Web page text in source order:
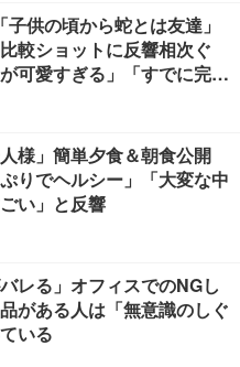
供の頃から蛇とは友達」
較ショットに反響相次ぐ
可愛すぎる」「すでに完成
様」簡単夕食＆朝食公開
りでヘルシー」「大変な中
い」と反響
レる」オフィスでのNGし
がある人は「無意識のしぐ
いる